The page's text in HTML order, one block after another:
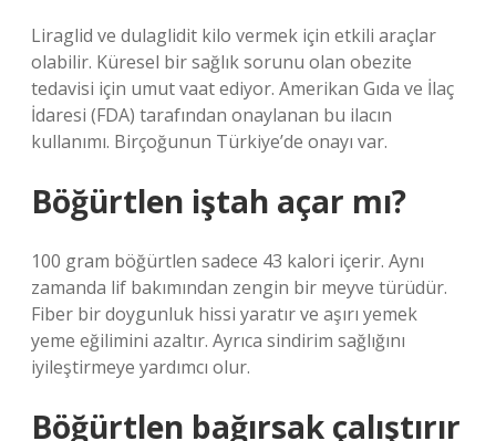
Liraglid ve dulaglidit kilo vermek için etkili araçlar
olabilir. Küresel bir sağlık sorunu olan obezite
tedavisi için umut vaat ediyor. Amerikan Gıda ve İlaç
İdaresi (FDA) tarafından onaylanan bu ilacın
kullanımı. Birçoğunun Türkiye’de onayı var.
Böğürtlen iştah açar mı?
100 gram böğürtlen sadece 43 kalori içerir. Aynı
zamanda lif bakımından zengin bir meyve türüdür.
Fiber bir doygunluk hissi yaratır ve aşırı yemek
yeme eğilimini azaltır. Ayrıca sindirim sağlığını
iyileştirmeye yardımcı olur.
Böğürtlen bağırsak çalıştırır